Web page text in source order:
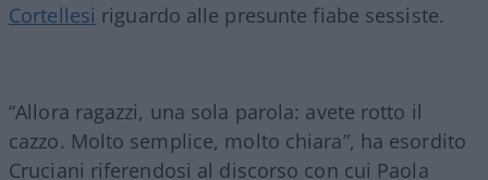
Cortellesi riguardo alle presunte fiabe sessiste.
“Allora ragazzi, una sola parola: avete rotto il
cazzo. Molto semplice, molto chiara”, ha esordito
Cruciani riferendosi al discorso con cui Paola